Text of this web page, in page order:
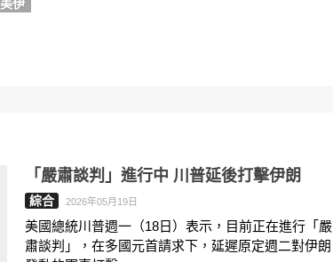
美伊
「嚴肅談判」進行中 川普延後打擊伊朗
綜合 2026年05月19日
美國總統川普週一（18日）表示，目前正在進行「嚴
肅談判」，在多國元首請求下，延遲原定週二對伊朗